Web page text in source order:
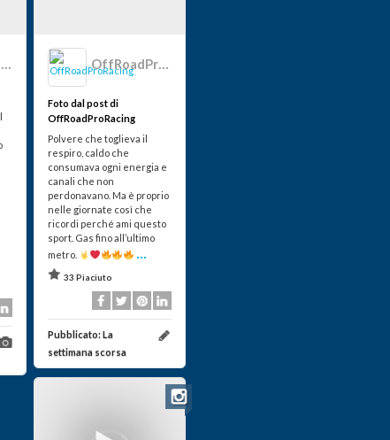
offroadproracingofficial OffRoadProRacing
Foto dal post di
OffRoadProRacing
Polvere che toglieva il
respiro, caldo che
consumava ogni energia e
canali che non
perdonavano. Ma è proprio
nelle giornate così che
ricordi perché ami questo
sport. Gas fino all’ultimo
metro.
...
33 Piaciuto
Pubblicato:La
settimana scorsa